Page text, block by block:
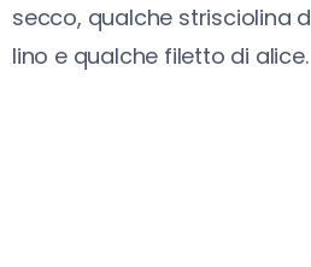
secco, qualche strisciolina
lino e qualche filetto di alice.